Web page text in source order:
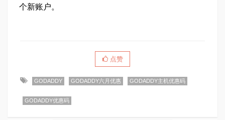
个新账户。
点赞
GODADDY GODADDY六月优惠 GODADDY主机优惠码
GODADDY优惠码